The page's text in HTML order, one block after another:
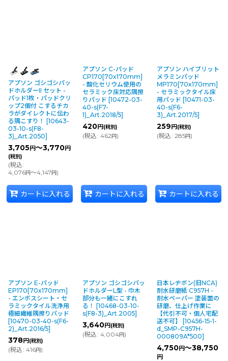
アプソン ゴシゴシパッ
ドホルダーII セット -
パッド1枚・パッドクリ
ップ2個付 こするチカ
ラがダイレクトに伝わ
る隅こすり！ [10643-
03-10-s(F8-
3)_Art.2050]
3,705円～3,770円
(税別)
(税込:
4,076円～4,147円)
カートに入れる
アプソン C-パッド
CP170[70x170mm]
- 酸化セリウム使用の
セラミック床対応隅擦
りパッド [10472-03-
40-s(F7-
1)_Art.2018/5]
420円 (税別)
(税込: 462円)
カートに入れる
アプソン ハイブリット
メラミンパッド
MP170[70x170mm]
- セラミックタイル床
用パッド [10471-03-
40-s(F6-
3)_Art.2017/5]
259 円 (税別)
(税込: 285円)
カートに入れる
アプソン E-パッド
EP170[70x170mm]
- エンボスシート・セ
ラミックタイル洗浄用
極細繊維隅擦りパッド
[10470-03-40-s(F6-
2)_Art.2016/5]
378円(税別)
(税込: 416円)
アプソン ゴシゴシパッ
ドホルダーL型 - 巾木
部分も一緒にこすれ
る！ [10468-03-10-
s(F8-3)_Art.2005]
3,640円(税別)
(税込: 4,004円)
日本レヂボン(旧NCA)
耐水研磨紙 C957H -
耐水ペーパー 塗装面の
研磨、仕上げ作業に
【代引不可・個人宅配
送不可】
[10456-15-1-
d_SMP-C957H-
000809A*500]
4,750円～38,750
円